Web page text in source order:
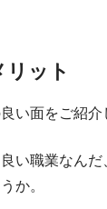
リット
い面をご紹介
い職業なん
か。